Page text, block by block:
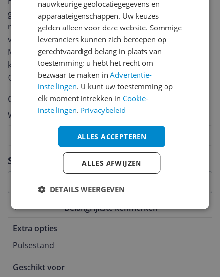
Specificaties
Belangrijkste kenmerken
Extra opties
Pulsestand
Geschikt voor
geven? Start dan hieronder met het schrijven van je
review. Afhankelijk van de details duurt het schrijven
van een review gemiddeld tussen de 3 en 10 minuten.
Met jouw mening help je andere bezoekers een betere
keuze te maken én maak je iedere maand kans op
€250,-!
Klik hier voor de actievoorwaarden.
Cijfer
Welk cijfer geef jij dit product?
7
6
5
4
Vraag 1 van 4
nauwkeurige geolocatiegegevens en
apparaateigenschappen. Uw keuzes
gelden alleen voor deze website. Sommige
leveranciers kunnen zich beroepen op
gerechtvaardigd belang in plaats van
toestemming; u hebt het recht om
bezwaar te maken inAdvertentie-
instellingen. U kunt uw toestemming op
elk moment intrekken in Cookie-
instellingen. Privacybeleid
ALLES ACCEPTEREN
ALLES AFWIJZEN
DETAILS WEERGEVEN